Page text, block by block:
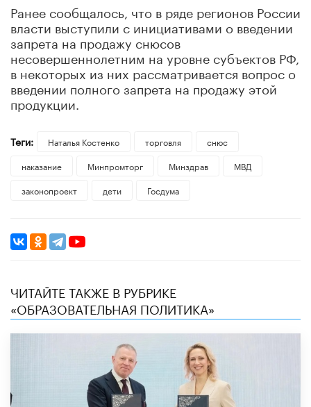
Ранее сообщалось, что в ряде регионов России
власти выступили с инициативами о введении
запрета на продажу снюсов
несовершеннолетним на уровне субъектов РФ,
в некоторых из них рассматривается вопрос о
введении полного запрета на продажу этой
продукции.
Теги: Наталья Костенко торговля
снюс
наказание
Минпромторг Минздрав
МВД
законопроект
дети Госдума
ЧИТАЙТЕ ТАКЖЕ В РУБРИКЕ
«ОБРАЗОВАТЕЛЬНАЯ ПОЛИТИКА»